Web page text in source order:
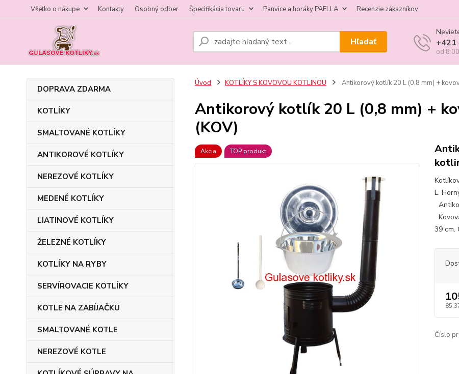
Všetko o nákupe Kontakty Osobný odber Špecifikácia tovaru Panvice a horáky PAELLA Recenzie zákazníkov
Hľadať +421
od
DOPRAVA ZDARMA
KOTLÍKY
SMALTOVANÉ KOTLÍKY
ANTIKOROVÉ KOTLÍKY
NEREZOVÉ KOTLÍKY
MEDENÉ KOTLÍKY
LIATINOVÉ KOTLÍKY
ŽELEZNÉ KOTLÍKY
KOTLÍKY NA RYBY
SERVÍROVACIE KOTLÍKY
KOTLE NA ZABÍJAČKU
SMALTOVANÉ KOTLE
NEREZOVÉ KOTLE
Úvod KOTLÍKY S KOVOVOU KOTLINOU Antikorový kotlík 20 L (0,8 mm) +
Antikorový kotlík 20 L (0,8 mm) +
(KOV)
Akcia TOP produkt
L.
39 cm.
Číslo